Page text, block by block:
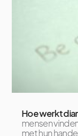
Hoe werkt
mensen
met hun